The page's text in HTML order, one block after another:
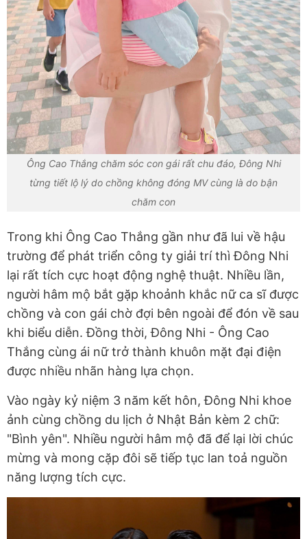
Ông Cao Thắng chăm sóc con gái rất chu đáo, Đông Nhi
từng tiết lộ lý do chồng không đóng MV cùng là do bận
chăm con
Trong khi Ông Cao Thắng gần như đã lui về hậu
trường để phát triển công ty giải trí thì Đông Nhi
lại rất tích cực hoạt động nghệ thuật. Nhiều lần,
người hâm mộ bắt gặp khoảnh khắc nữ ca sĩ được
chồng và con gái chờ đợi bên ngoài để đón về sau
khi biểu diễn. Đồng thời, Đông Nhi - Ông Cao
Thắng cùng ái nữ trở thành khuôn mặt đại điện
được nhiều nhãn hàng lựa chọn.
Vào ngày kỷ niệm 3 năm kết hôn, Đông Nhi khoe
ảnh cùng chồng du lịch ở Nhật Bản kèm 2 chữ:
"Bình yên". Nhiều người hâm mộ đã để lại lời chúc
mừng và mong cặp đôi sẽ tiếp tục lan toả nguồn
năng lượng tích cực.